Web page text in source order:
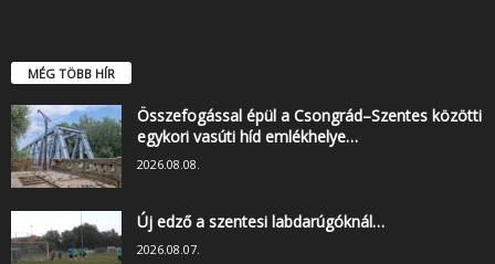
MÉG TÖBB HÍR
Összefogással épül a Csongrád–Szentes közötti
egykori vasúti híd emlékhelye…
2026.08.08.
Új edző a szentesi labdarúgóknál…
2026.08.07.